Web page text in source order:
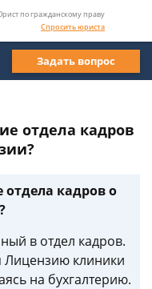
по гражданскому праву
Спросить юриста
Задать вопрос
отдела кадров
кадров о
в отдел кадров.
Лицензию клиники
на бухгалтерию.